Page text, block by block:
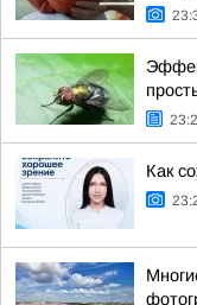
Как